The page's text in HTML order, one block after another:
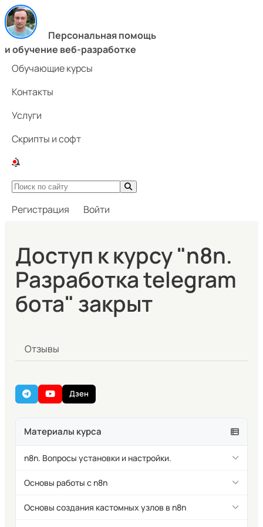
Персональная помощь
и обучение веб-разработке
Обучающие курсы
Контакты
Услуги
Скрипты и софт
Регистрация Войти
Доступ к курсу "n8n.
Разработка telegram
бота" закрыт
Отзывы
Дзен
Материалы курса
n8n. Вопросы установки и настройки.
Способы установки n8n
Основы работы с n8n
n8n. Интерфейс и рабочие процессы (workflow)
Основы создания кастомных узлов в n8n